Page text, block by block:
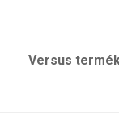
Versus